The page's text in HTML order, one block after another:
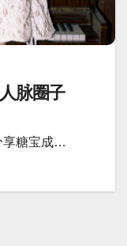
脉圈子
享糖宝成…